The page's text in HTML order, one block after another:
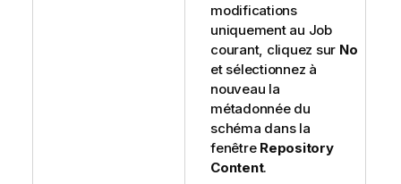
modifications
uniquement au Job
courant, cliquez sur No
et sélectionnez à
nouveau la
métadonnée du
schéma dans la
fenêtre Repository
Content.